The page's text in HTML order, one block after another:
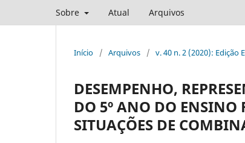
Sobre Atual Arquivos
Início / Arquivos / v. 40 n. 2 (2020): Edição
DESEMPENHO,
DO 5º ANO DO ENSINO
SITUAÇÕES DE